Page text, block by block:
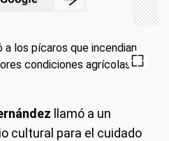
llamó a un
cultural para el cuidado